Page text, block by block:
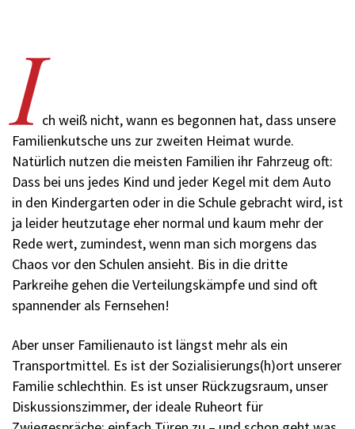
Ich weiß nicht, wann es begonnen hat, dass unsere
Familienkutsche uns zur zweiten Heimat wurde.
Natürlich nutzen die meisten Familien ihr Fahrzeug oft:
Dass bei uns jedes Kind und jeder Kegel mit dem Auto
in den Kindergarten oder in die Schule gebracht wird, ist
ja leider heutzutage eher normal und kaum mehr der
Rede wert, zumindest, wenn man sich morgens das
Chaos vor den Schulen ansieht. Bis in die dritte
Parkreihe gehen die Verteilungskämpfe und sind oft
spannender als Fernsehen!
Aber unser Familienauto ist längst mehr als ein
Transportmittel. Es ist der Sozialisierungs(h)ort unserer
Familie schlechthin. Es ist unser Rückzugsraum, unser
Diskussionszimmer, der ideale Ruheort für